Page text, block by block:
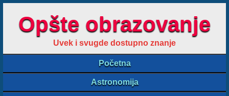
Opšte obrazovanje
Uvek i svugde dostupno znanje
Početna
Astronomija